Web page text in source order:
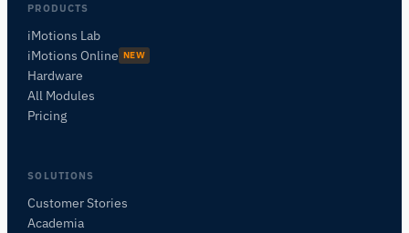
PRODUCTS
iMotions Lab
iMotions Online NEW
Hardware
All Modules
Pricing
SOLUTIONS
Customer Stories
Academia